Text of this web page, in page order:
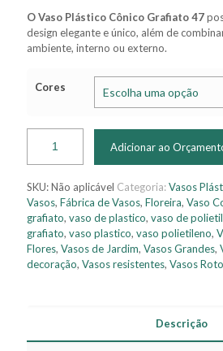
O Vaso Plástico Cônico Grafiato 47
design elegante e único, além de
ambiente, interno ou externo.
Cores
Adicionar ao
SKU:Não aplicável Categoria:Vasos
Vasos, Fábrica de Vasos, Floreira, Vaso
grafiato, vaso de plastico, vaso de
grafiato, vaso plastico, vaso polietileno,
Flores, Vasos de Jardim, Vasos Grandes,
decoração, Vasos resistentes, Vasos
Descrição